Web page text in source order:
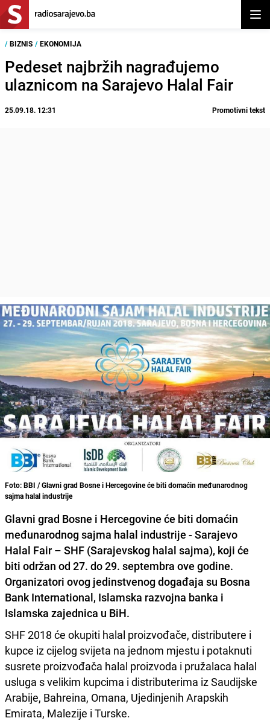
/ BIZNIS / EKONOMIJA
Pedeset najbržih nagrađujemo
ulaznicom na Sarajevo Halal Fair
25.09.18. 12:31 Promotivni tekst
Foto: BBI / Glavni grad Bosne i Hercegovine će biti domaćin međunarodnog
sajma halal industrije
Glavni grad Bosne i Hercegovine će biti domaćin
međunarodnog sajma halal industrije -Sarajevo
Halal Fair – SHF (Sarajevskog halal sajma), koji će
biti održan od 27. do 29. septembra ove godine.
Organizatori ovog jedinstvenog događaja su Bosna
Bank International, Islamska razvojna banka i
Islamska zajednica u BiH.
SHF 2018 će okupiti halal proizvođače, distributere i
kupce iz cijelog svijeta na jednom mjestu i potaknuti
susrete proizvođača halal proizvoda i pružalaca halal
usluga s velikim kupcima i distributerima iz Saudijske
Arabije, Bahreina, Omana, Ujedinjenih Arapskih
Emirata, Malezije i Turske.